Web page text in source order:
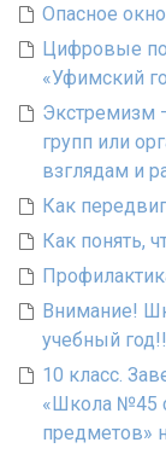
Опасное
Цифровые
«Уфимский
Экстремизм
групп или
взглядам и
Как
Как понять,
Внимание!
учебный
10 класс.
«Школа №45
предметов»